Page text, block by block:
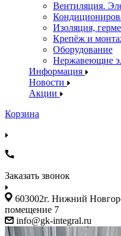
Вентиляция.
Изоляция,
Крепёж и
Оборудование
Нержавеющие
Информация
Новости
Акции
Корзина
Заказать звонок
603002г. Нижний
помещение 7
info@gk-integral.ru